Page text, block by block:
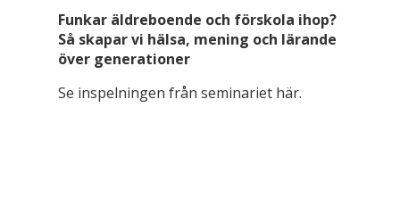
Funkar äldreboende och förskola ihop?
Så skapar vi hälsa, mening och lärande
över generationer
Se inspelningen från seminariet här.